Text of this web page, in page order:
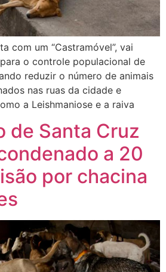
com um “Castramóvel”, vai
o controle populacional de
reduzir o número de animais
nas ruas da cidade e
a Leishmaniose e a raiva
de Santa Cruz
a 20
por chacina